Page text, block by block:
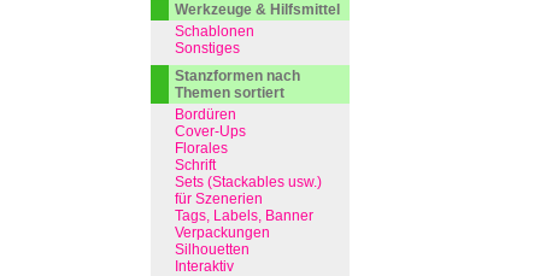
Werkzeuge & Hilfsmittel
Schablonen
Sonstiges
Stanzformen nach
Themen sortiert
Bordüren
Cover-Ups
Florales
Schrift
Sets (Stackables usw.)
für Szenerien
Tags, Labels, Banner
Verpackungen
Silhouetten
Interaktiv